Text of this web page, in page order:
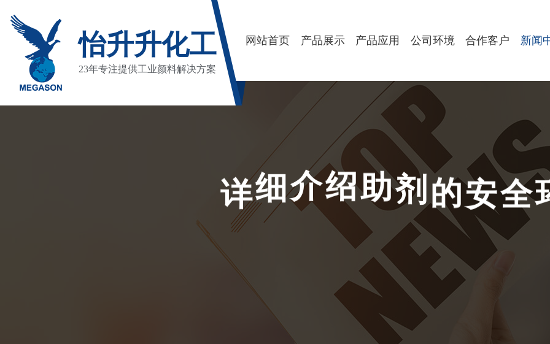
怡升升化工
23年专注提供工业颜料解决方案
网站首页 产品展示 产品应用 公司环境 合作客户 新闻
详细介绍助剂的
安全